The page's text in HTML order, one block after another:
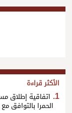
الأكثر قراءة
اتفاقية إطلاق
الحمرا بالتوافق